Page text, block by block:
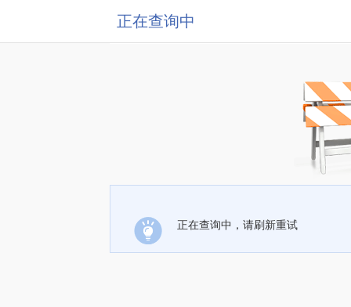
正在查询中
正在查询中，请刷新重试